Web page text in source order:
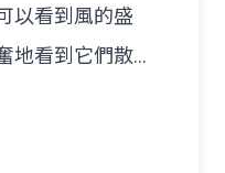
以看到風的盛
地看到它們散播
中也看到了風的